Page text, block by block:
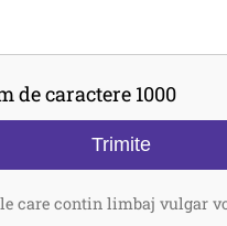
de caractere 1000
Trimite
care contin limbaj vulgar